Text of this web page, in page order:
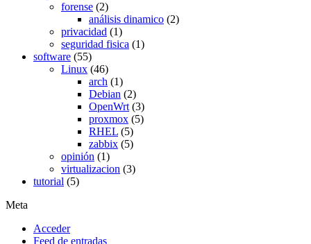
forense (2)
análisis dinamico (2)
privacidad (1)
seguridad fisica (1)
software (55)
Linux (46)
arch (1)
Debian (2)
OpenWrt (3)
proxmox (5)
RHEL (5)
zabbix (5)
opinión (1)
virtualizacion (3)
tutorial (5)
Meta
Acceder
Feed de entradas